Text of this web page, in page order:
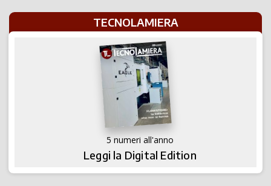
TECNOLAMIERA
5 numeri all'anno
Leggi la Digital Edition